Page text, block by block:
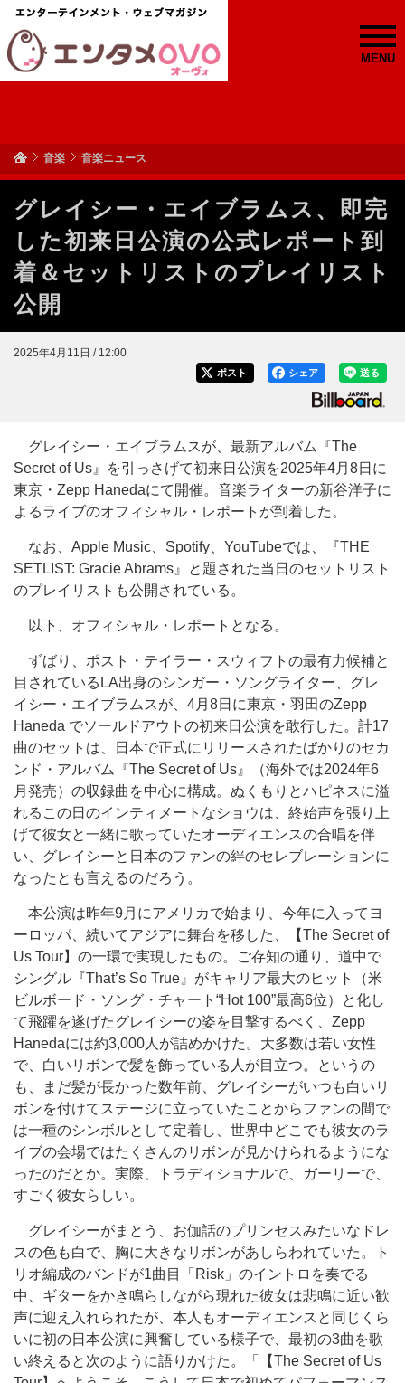
MENU
音楽 音楽ニュース
グレイシー・エイブラムス、即完
した初来日公演の公式レポート到
着＆セットリストのプレイリスト
公開
2025年4月11日 / 12:00
送る
シェア
ポスト
グレイシー・エイブラムスが、最新アルバム『The
Secret of Us』を引っさげて初来日公演を2025年4月8日に
東京・Zepp Hanedaにて開催。音楽ライターの新谷洋子に
よるライブのオフィシャル・レポートが到着した。
なお、Apple Music、Spotify、YouTubeでは、『THE
SETLIST: Gracie Abrams』と題された当日のセットリスト
のプレイリストも公開されている。
以下、オフィシャル・レポートとなる。
ずばり、ポスト・テイラー・スウィフトの最有力候補と
目されているLA出身のシンガー・ソングライター、グレ
イシー・エイブラムスが、4月8日に東京・羽田のZepp
Haneda でソールドアウトの初来日公演を敢行した。計17
曲のセットは、日本で正式にリリースされたばかりのセカ
ンド・アルバム『The Secret of Us』（海外では2024年6
月発売）の収録曲を中心に構成。ぬくもりとハピネスに溢
れるこの日のインティメートなショウは、終始声を張り上
げて彼女と一緒に歌っていたオーディエンスの合唱を伴
い、グレイシーと日本のファンの絆のセレブレーションに
なったとも言えるのだろう。
本公演は昨年9月にアメリカで始まり、今年に入ってヨ
ーロッパ、続いてアジアに舞台を移した、【The Secret of
Us Tour】の一環で実現したもの。ご存知の通り、道中で
シングル『That’s So True』がキャリア最大のヒット（米
ビルボード・ソング・チャート“Hot 100”最高6位）と化し
て飛躍を遂げたグレイシーの姿を目撃するべく、Zepp
Hanedaには約3,000人が詰めかけた。大多数は若い女性
で、白いリボンで髪を飾っている人が目立つ。というの
も、まだ髪が長かった数年前、グレイシーがいつも白いリ
ボンを付けてステージに立っていたことからファンの間で
は一種のシンボルとして定着し、世界中どこでも彼女のラ
イブの会場ではたくさんのリボンが見かけられるようにな
ったのだとか。実際、トラディショナルで、ガーリーで、
すごく彼女らしい。
グレイシーがまとう、お伽話のプリンセスみたいなドレ
スの色も白で、胸に大きなリボンがあしらわれていた。ト
リオ編成のバンドが1曲目「Risk」のイントロを奏でる
中、ギターをかき鳴らしながら現れた彼女は悲鳴に近い歓
声に迎え入れられたが、本人もオーディエンスと同じくら
いに初の日本公演に興奮している様子で、最初の3曲を歌
い終えると次のように語りかけた。「【The Secret of Us